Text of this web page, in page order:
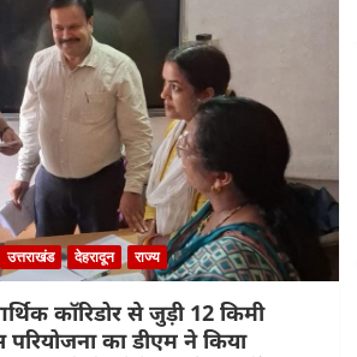
उत्तराखंड देहरादून राज्य
कॉरिडोर से जुड़ी 12 किमी
परियोजना का डीएम ने किया